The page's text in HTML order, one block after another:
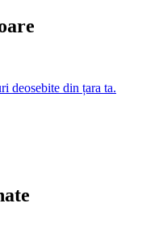
deosebite din țara ta.